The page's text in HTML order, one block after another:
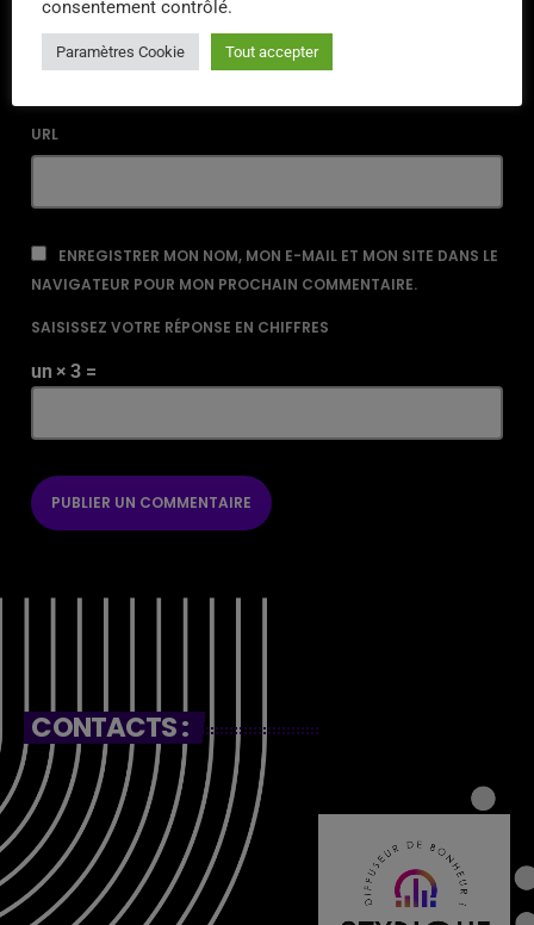
URL
ENREGISTRER MON NOM, MON E-MAIL ET MON SITE DANS LE
NAVIGATEUR POUR MON PROCHAIN COMMENTAIRE.
SAISISSEZ VOTRE RÉPONSE EN CHIFFRES
un × 3 =
CONTACTS :
consentement contrôlé.
Paramètres Cookie Tout accepter